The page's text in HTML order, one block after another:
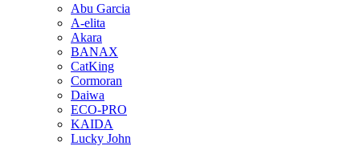
Abu Garcia
A-elita
Akara
BANAX
CatKing
Cormoran
Daiwa
ECO-PRO
KAIDA
Lucky John